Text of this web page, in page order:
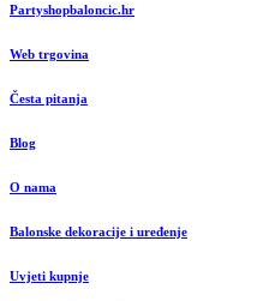
Partyshopbaloncic.hr
Web trgovina
Česta pitanja
Blog
O nama
Balonske dekoracije i uređenje
Uvjeti kupnje